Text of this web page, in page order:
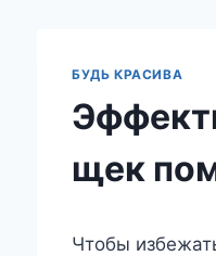
БУДЬ КРАСИВА
щек
Чтобы